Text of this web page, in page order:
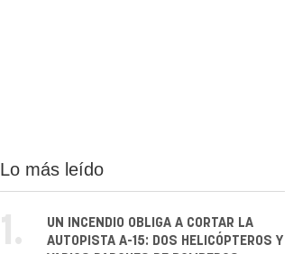
Lo más leído
1.
UN INCENDIO OBLIGA A CORTAR LA
AUTOPISTA A-15: DOS HELICÓPTEROS Y